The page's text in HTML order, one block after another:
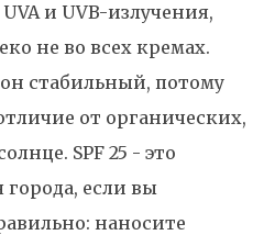
и UVB-излучения,
не во всех кремах.
стабильный, потому
от органических,
SPF 25 - это
если вы
наносите